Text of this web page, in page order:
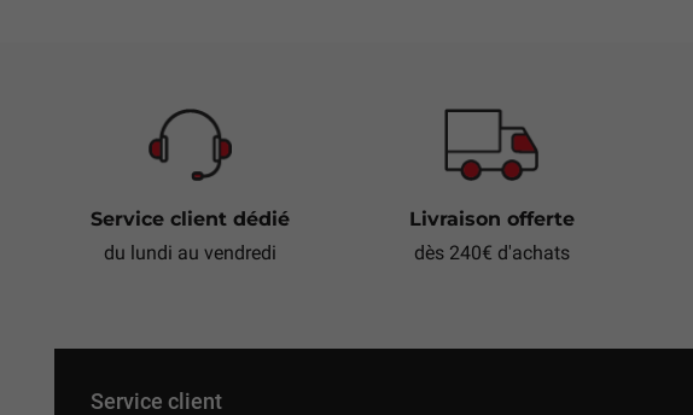
Service client dédié
du lundi au vendredi
Livraison offerte
dès 240€ d'achats
Service client